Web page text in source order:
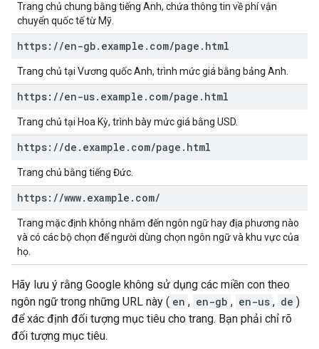
Trang chủ chung bằng tiếng Anh, chứa thông tin về phí vận
chuyển quốc tế từ Mỹ.
https: //en-gb. example . com/page . html
Trang chủ tại Vương quốc Anh, trình mức giá bằng bảng Anh.
https: //en-us. example . com/page . html
Trang chủ tại Hoa Kỳ, trình bày mức giá bằng USD.
https: //de . example . com/page . html
Trang chủ bằng tiếng Đức.
https: //www. example . com/
Trang mặc định không nhắm đến ngôn ngữ hay địa phương nào
và có các bộ chọn để người dùng chọn ngôn ngữ và khu vực của
họ.
Hãy lưu ý rằng Google không sử dụng các miền con theo
ngôn ngữ trong những URL này ( en , en-gb , en-us , de )
để xác định đối tượng mục tiêu cho trang. Bạn phải chỉ rõ
đối tượng mục tiêu.